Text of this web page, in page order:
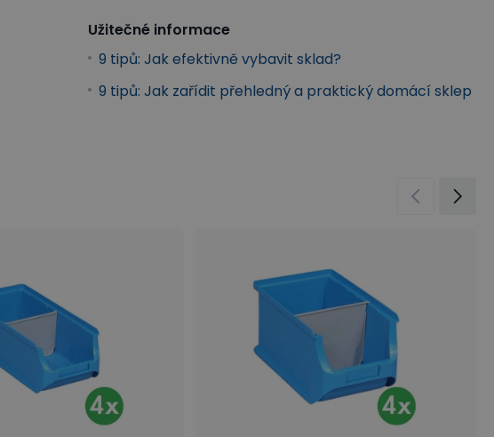
Užitečné informace
9 tipů: Jak efektivně vybavit sklad?
9 tipů: Jak zařídit přehledný a praktický domácí sklep